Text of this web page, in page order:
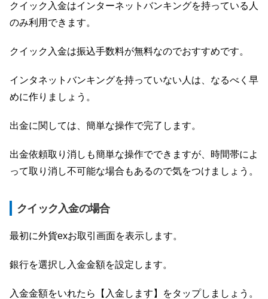
クイック入金はインターネットバンキングを持っている人
のみ利用できます。
クイック入金は振込手数料が無料なのでおすすめです。
インタネットバンキングを持っていない人は、なるべく早
めに作りましょう。
出金に関しては、簡単な操作で完了します。
出金依頼取り消しも簡単な操作でできますが、時間帯によ
って取り消し不可能な場合もあるので気をつけましょう。
クイック入金の場合
最初に外貨exお取引画面を表示します。
銀行を選択し入金金額を設定します。
入金金額をいれたら【入金します】をタップしましょう。